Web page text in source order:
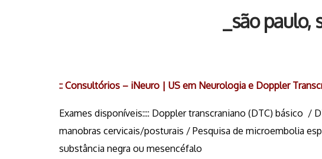
_são paulo,
:: Consultórios – iNeuro | US em Neurologia e Doppler
Exames disponíveis:::: Doppler transcraniano (DTC) básico /
manobras cervicais/posturais / Pesquisa de microembolia
substância negra ou mesencéfalo